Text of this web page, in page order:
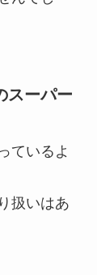
スーパー
ているよ
扱いはあ